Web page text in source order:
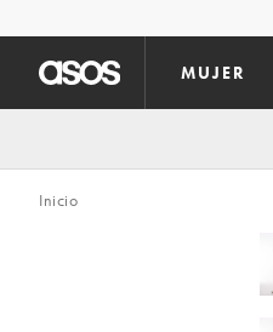
MUJER
Inicio